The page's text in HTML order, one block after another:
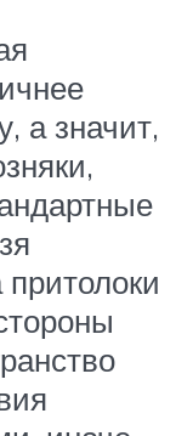
а значит,